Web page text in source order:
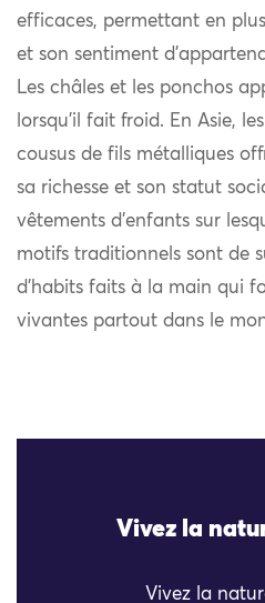
efficaces, permettant en
et son sentiment
Les châles et les ponchos
lorsqu’il fait froid. En Asie,
cousus de fils métalliques
sa richesse et son statut
vêtements d’enfants sur
motifs traditionnels sont de
d’habits faits à la main qui
vivantes partout dans le
Vivez la
Vivez la